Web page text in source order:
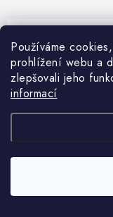
Používáme
prohlížení webu a
zlepšovali jeho
informací
Potřebujete